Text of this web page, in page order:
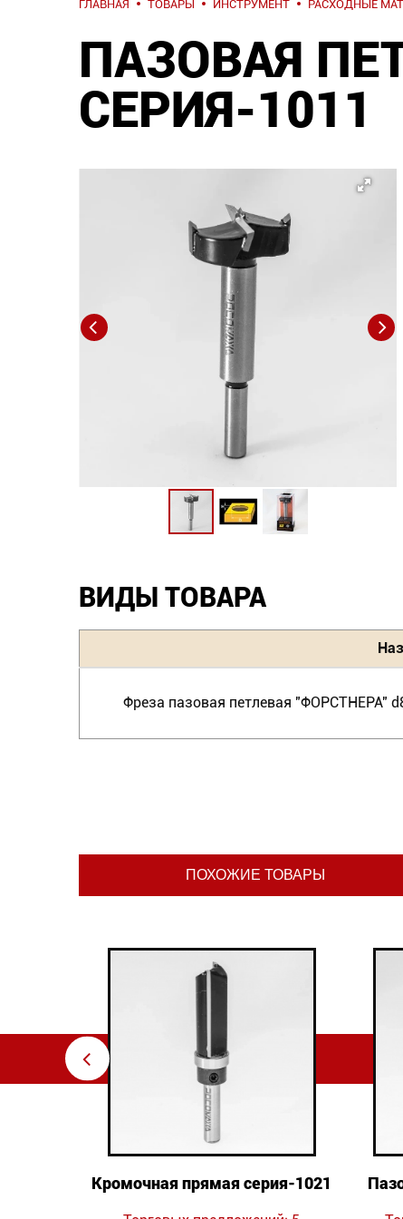
ГЛАВНАЯ ТОВАРЫ ИНСТРУМЕНТ РАСХОДНЫЕ
ПАЗОВАЯ
СЕРИЯ-1011
ВИДЫ ТОВАРА
Фреза пазовая петлевая "ФОРСТНЕРА"
ПОХОЖИЕ ТОВАРЫ
⇦
Кромочная прямая серия-1021